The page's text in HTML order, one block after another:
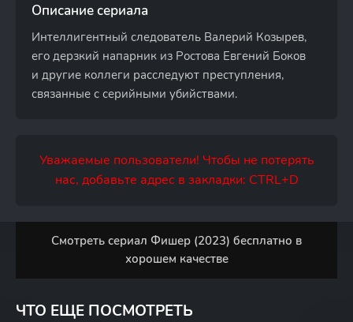
Описание сериала
Интеллигентный следователь Валерий Козырев,
его дерзкий напарник из Ростова Евгений Боков
и другие коллеги расследуют преступления,
связанные с серийными убийствами.
Уважаемые пользователи! Чтобы не потерять
нас, добавьте адрес в закладки: CTRL+D
Смотреть сериал Фишер (2023) бесплатно в
хорошем качестве
ЧТО ЕЩЕ ПОСМОТРЕТЬ